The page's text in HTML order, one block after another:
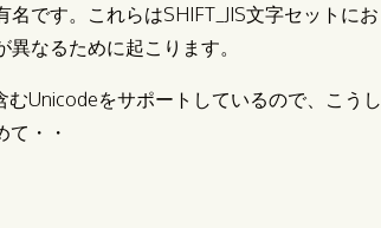
です。これらはSHIFT_JIS文字セットにお
なるために起こります。
Unicodeをサポートしているので、こうし
・・